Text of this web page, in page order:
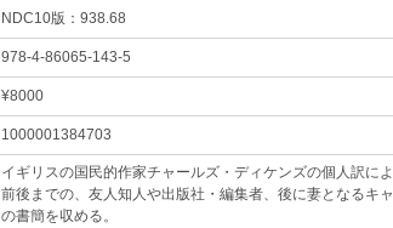
NDC10版：938.68
978-4-86065-143-5
¥8000
1000001384703
イギリスの国民的作家チャールズ・ディケンズの個人訳に
前後までの、友人知人や出版社・編集者、後に妻となるキ
の書簡を収める。